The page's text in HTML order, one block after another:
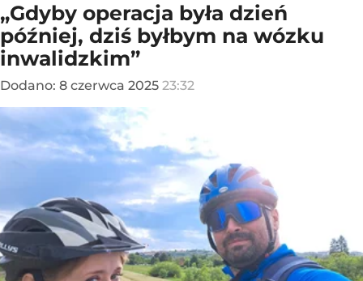
„Gdyby operacja była dzień
później, dziś byłbym na wózku
inwalidzkim”
Dodano: 8 czerwca 2025 23:32